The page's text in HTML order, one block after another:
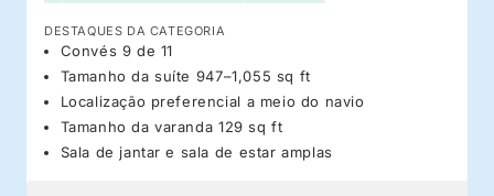
DESTAQUES DA CATEGORIA
Convés 9 de 11
Tamanho da suíte 947–1,055 sq ft
Localização preferencial a meio do navio
Tamanho da varanda 129 sq ft
Sala de jantar e sala de estar amplas